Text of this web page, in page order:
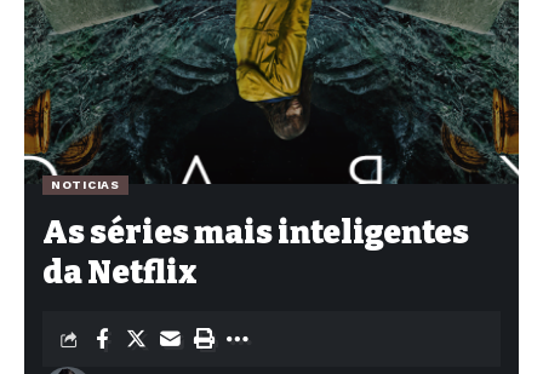
NOTICIAS
As séries mais inteligentes
da Netflix